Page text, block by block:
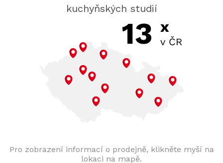
kuchyňských studií
13 x
v ČR
Pro zobrazení informací o prodejně, klikněte myší na
lokaci na mapě.